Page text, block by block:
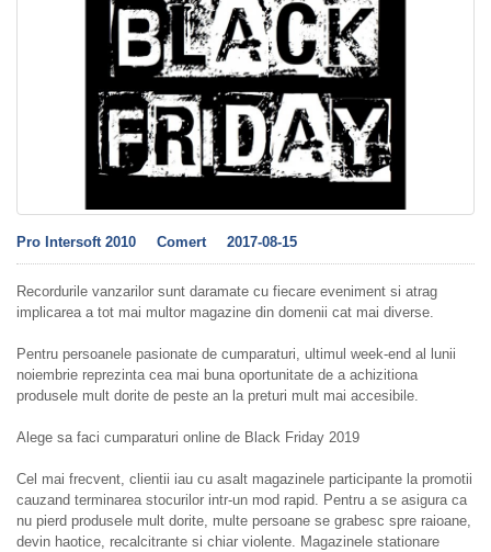
Pro Intersoft 2010 Comert 2017-08-15
Recordurile vanzarilor sunt daramate cu fiecare eveniment si atrag
implicarea a tot mai multor magazine din domenii cat mai diverse.
Pentru persoanele pasionate de cumparaturi, ultimul week-end al lunii
noiembrie reprezinta cea mai buna oportunitate de a achizitiona
produsele mult dorite de peste an la preturi mult mai accesibile.
Alege sa faci cumparaturi online de Black Friday 2019
Cel mai frecvent, clientii iau cu asalt magazinele participante la promotii
cauzand terminarea stocurilor intr-un mod rapid. Pentru a se asigura ca
nu pierd produsele mult dorite, multe persoane se grabesc spre raioane,
devin haotice, recalcitrante si chiar violente. Magazinele stationare